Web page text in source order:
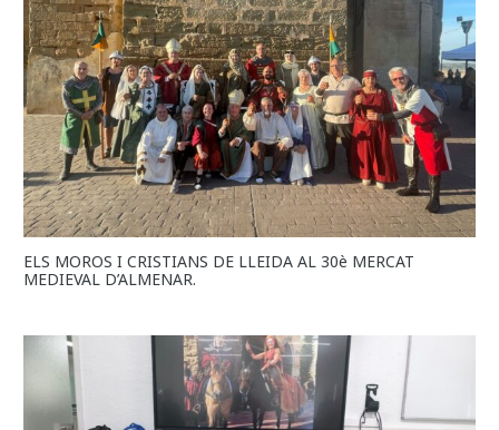
ELS MOROS I CRISTIANS DE LLEIDA AL 30è MERCAT
MEDIEVAL D’ALMENAR.